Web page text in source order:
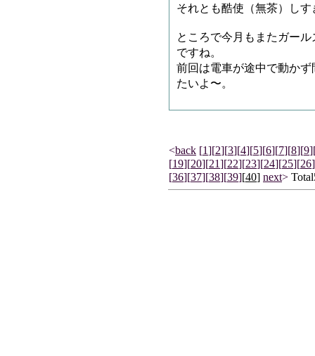
それとも酷使（無茶）しす
ところで今月もまたガー
ですね。
前回は電車が途中で動か
たいよ〜。
<back [1][2][3][4][5][6][7][8][9]
[19][20][21][22][23][24][25][26]
[36][37][38][39][40] next>